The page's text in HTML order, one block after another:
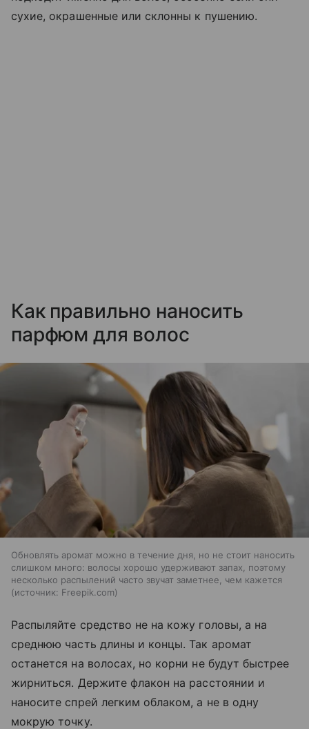
сухие, окрашенные или склонны к пушению.
Как правильно наносить
парфюм для волос
Обновлять аромат можно в течение дня, но не стоит наносить
слишком много: волосы хорошо удерживают запах, поэтому
несколько распылений часто звучат заметнее, чем кажется
источник: Freepik.com
Распыляйте средство не на кожу головы, а на
среднюю часть длины и концы. Так аромат
останется на волосах, но корни не будут быстрее
жирниться. Держите флакон на расстоянии и
наносите спрей легким облаком, а не в одну
мокрую точку.